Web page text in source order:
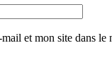
et mon site dans